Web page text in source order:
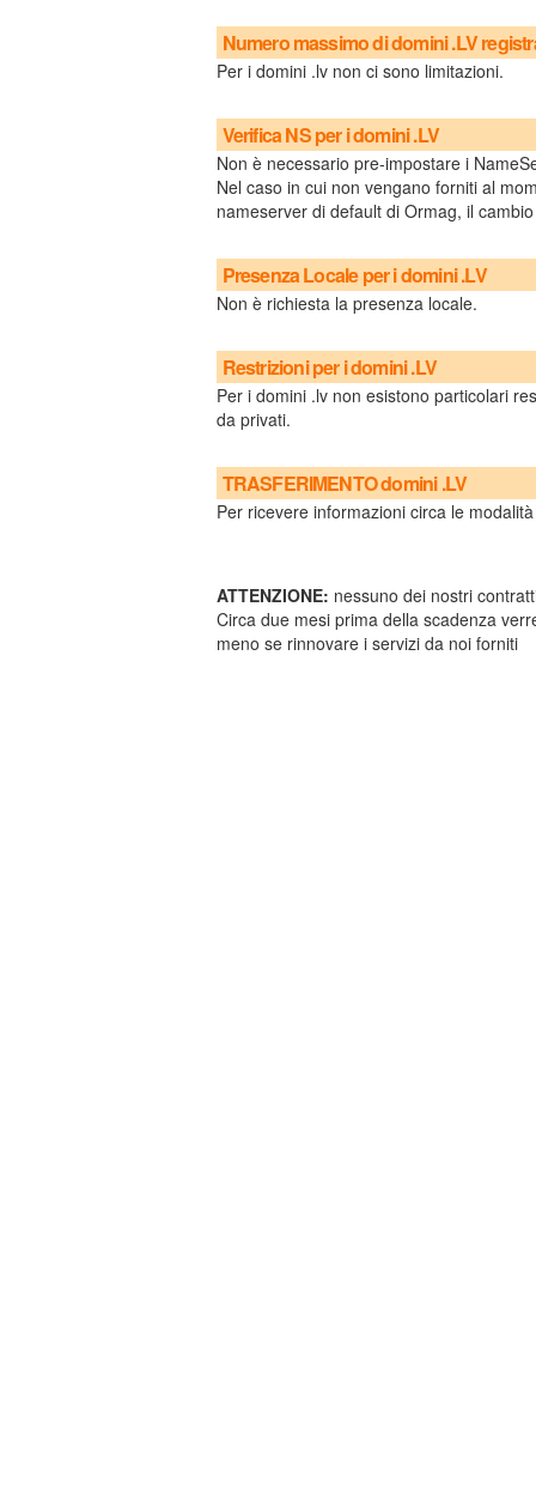
Numero massimo di domini .LV
Per i domini .lv non ci sono limitazioni.
Verifica NS per i domini .LV
Non è necessario pre-impostare i
Nel caso in cui non vengano forniti al
nameserver di default di Ormag, il
Presenza Locale per i domini .LV
Non è richiesta la presenza locale.
Restrizioni per i domini .LV
Per i domini .lv non esistono particolari
da privati.
TRASFERIMENTO domini .LV
Per ricevere informazioni circa le
ATTENZIONE: nessuno dei nostri
Circa due mesi prima della scadenza
meno se rinnovare i servizi da noi forniti